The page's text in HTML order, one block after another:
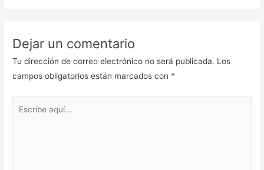
Dejar un comentario
Tu dirección de correo electrónico no será publicada. Los
campos obligatorios están marcados con *